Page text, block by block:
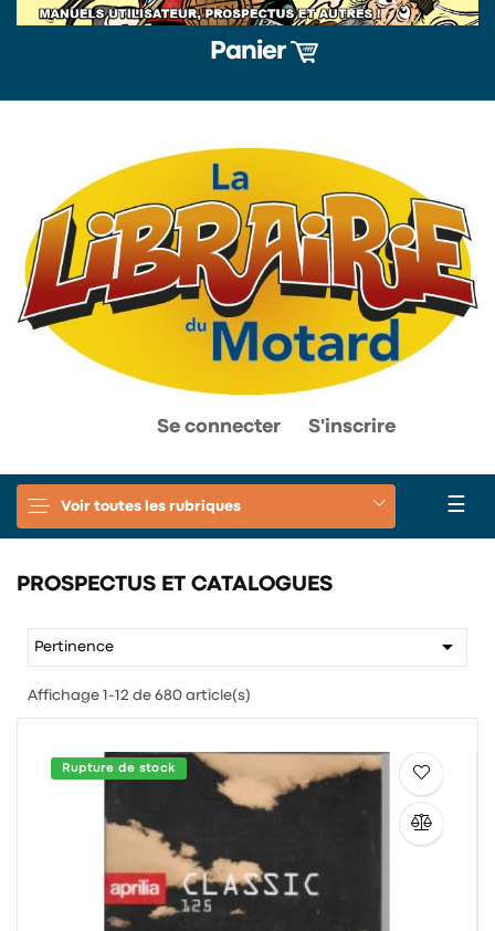
Panier
Se connecter S'inscrire
Voir toutes les rubriques ☰
PROSPECTUS ET CATALOGUES
Pertinence 
Affichage 1-12 de 680 article(s)
Rupture de stock